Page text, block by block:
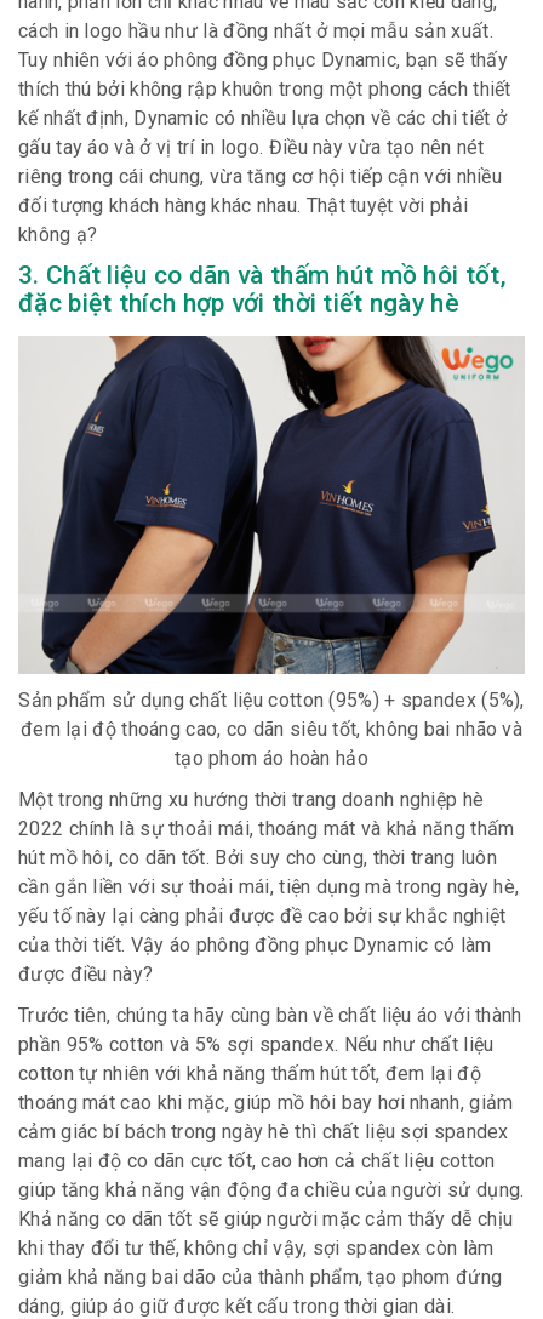
cách in logo hầu như là đồng nhất ở mọi mẫu sản xuất.
Tuy nhiên với áo phông đồng phục Dynamic, bạn sẽ thấy
thích thú bởi không rập khuôn trong một phong cách thiết
kế nhất định, Dynamic có nhiều lựa chọn về các chi tiết ở
gấu tay áo và ở vị trí in logo. Điều này vừa tạo nên nét
riêng trong cái chung, vừa tăng cơ hội tiếp cận với nhiều
đối tượng khách hàng khác nhau. Thật tuyệt vời phải
không ạ?
3. Chất liệu co dãn và thấm hút mồ hôi tốt,
đặc biệt thích hợp với thời tiết ngày hè
Sản phẩm sử dụng chất liệu cotton (95%) + spandex (5%),
đem lại độ thoáng cao, co dãn siêu tốt, không bai nhão và
tạo phom áo hoàn hảo
Một trong những xu hướng thời trang doanh nghiệp hè
2022 chính là sự thoải mái, thoáng mát và khả năng thấm
hút mồ hôi, co dãn tốt. Bởi suy cho cùng, thời trang luôn
cần gắn liền với sự thoải mái, tiện dụng mà trong ngày hè,
yếu tố này lại càng phải được đề cao bởi sự khắc nghiệt
của thời tiết. Vậy áo phông đồng phục Dynamic có làm
được điều này?
Trước tiên, chúng ta hãy cùng bàn về chất liệu áo với thành
phần 95% cotton và 5% sợi spandex. Nếu như chất liệu
cotton tự nhiên với khả năng thấm hút tốt, đem lại độ
thoáng mát cao khi mặc, giúp mồ hôi bay hơi nhanh, giảm
cảm giác bí bách trong ngày hè thì chất liệu sợi spandex
mang lại độ co dãn cực tốt, cao hơn cả chất liệu cotton
giúp tăng khả năng vận động đa chiều của người sử dụng.
Khả năng co dãn tốt sẽ giúp người mặc cảm thấy dễ chịu
khi thay đổi tư thế, không chỉ vậy, sợi spandex còn làm
giảm khả năng bai dão của thành phẩm, tạo phom đứng
dáng, giúp áo giữ được kết cấu trong thời gian dài.